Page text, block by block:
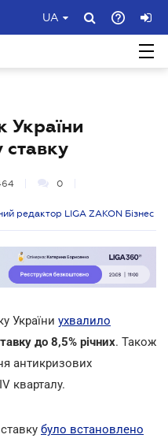
UA
України
ставку
0
редактор LIGA ZAKON Бізнес
України ухвалило
до 8,5% річних. Також
антикризових
кварталу.
було встановлено